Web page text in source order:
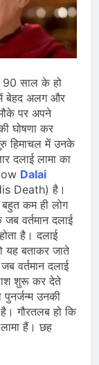
और 24K
के दौरान
गई स्याही,
का खाता
की Javelin
90 साल के हो
में बेहद अलग और
पर अपने
घोषणा कर
हिमाचल में उनके
दलाई लामा का
Dalai
Death) है।
कम ही लोग
जब वर्तमान दलाई
है। दलाई
यह बताकर जाते
वर्तमान दलाई
शुरू कर देते
पुनर्जन्म उनकी
गौरतलब हो कि
लामा हैं। छह